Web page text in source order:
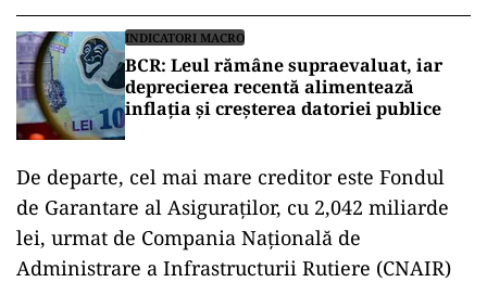
INDICATORI MACRO
BCR: Leul rămâne supraevaluat, iar
deprecierea recentă alimentează
inflația și creșterea datoriei publice
De departe, cel mai mare creditor este Fondul
de Garantare al Asiguraților, cu 2,042 miliarde
lei, urmat de Compania Națională de
Administrare a Infrastructurii Rutiere (CNAIR)